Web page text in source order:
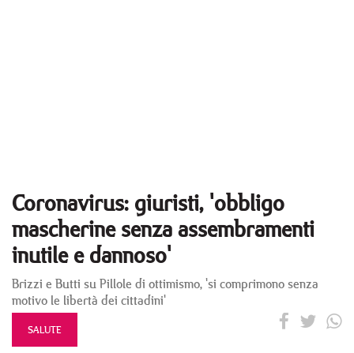
Coronavirus: giuristi, 'obbligo
mascherine senza assembramenti
inutile e dannoso'
Brizzi e Butti su Pillole di ottimismo, 'si comprimono senza
motivo le libertà dei cittadini'
SALUTE